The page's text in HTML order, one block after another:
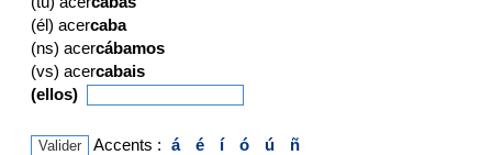
(él) acercaba
(ns) acercábamos
(vs) acercabais
(ellos)
Accents : á é í ó ú ñ